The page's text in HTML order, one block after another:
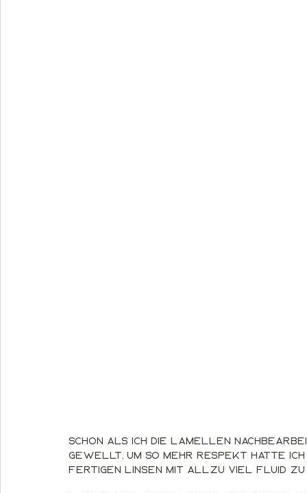
Schon als ich die Lamellen
gewellt. Um so mehr Respekt hatte
fertigen Linsen mit allzu viel Fluid zu